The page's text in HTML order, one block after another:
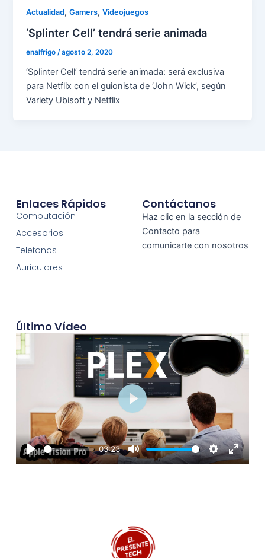
Actualidad,Gamers,Videojuegos
‘Splinter Cell’ tendrá serie animada
enalfrigo/agosto 2, 2020
‘Splinter Cell’ tendrá serie animada: será exclusiva
para Netflix con el guionista de ‘John Wick’, según
Variety Ubisoft y Netflix
Enlaces Rápidos
Computación
Accesorios
Telefonos
Auriculares
Contáctanos
Haz clic en la sección de
Contacto para
comunicarte con nosotros
Último Vídeo
Play
03:23
Mute Settings
Enter
Play